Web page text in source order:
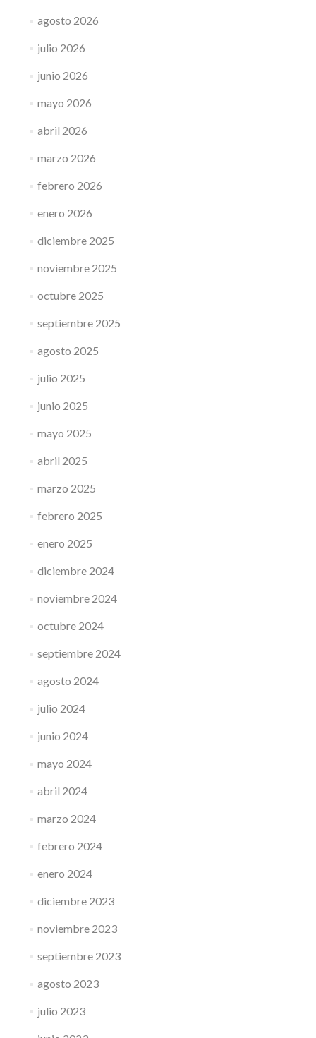
agosto 2026
julio 2026
junio 2026
mayo 2026
abril 2026
marzo 2026
febrero 2026
enero 2026
diciembre 2025
noviembre 2025
octubre 2025
septiembre 2025
agosto 2025
julio 2025
junio 2025
mayo 2025
abril 2025
marzo 2025
febrero 2025
enero 2025
diciembre 2024
noviembre 2024
octubre 2024
septiembre 2024
agosto 2024
julio 2024
junio 2024
mayo 2024
abril 2024
marzo 2024
febrero 2024
enero 2024
diciembre 2023
noviembre 2023
septiembre 2023
agosto 2023
julio 2023